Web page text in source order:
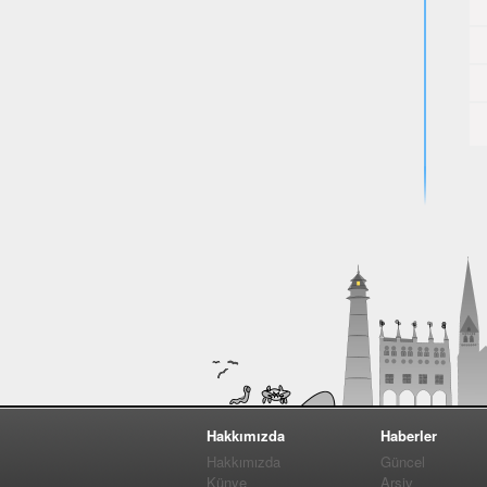
Hakkımızda
Hakkımızda
Künye
Haberler
Güncel
Arşiv